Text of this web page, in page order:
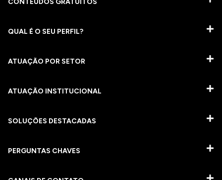
CONTEÚDOS GRATUITOS
QUAL É O SEU PERFIL?
ATUAÇÃO POR SETOR
ATUAÇÃO INSTITUCIONAL
SOLUÇÕES DESTACADAS
PERGUNTAS CHAVES​